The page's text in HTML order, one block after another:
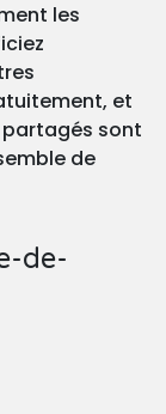
les
et
partagés sont
de
de-